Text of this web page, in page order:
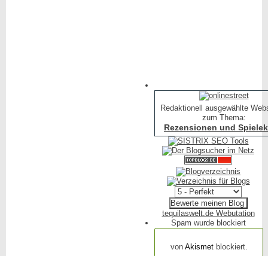
Redaktionell ausgewählte
zum Thema:
Rezensionen und
tequilaswelt.de Webutation
Spam wurde blockiert
von Akismetblockiert.